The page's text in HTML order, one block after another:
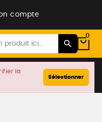
compte
0
la
Sélectionner